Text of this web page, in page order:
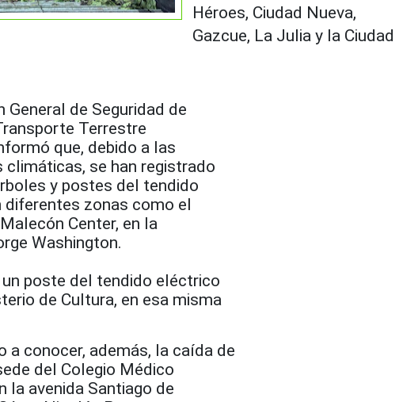
Héroes, Ciudad Nueva,
Gazcue, La Julia y la Ciudad
General de Seguridad de
Terrestre
que, debido a las
climáticas, se han registrado
y postes del tendido
diferentes zonas como el
Center, en la
Washington.
poste del tendido eléctrico
de Cultura, en esa misma
a conocer, además, la caída de
del Colegio Médico
la avenida Santiago de